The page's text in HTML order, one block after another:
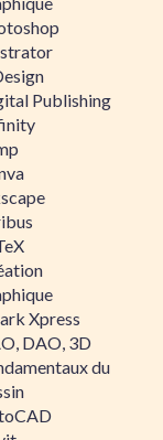
Publishing
Xpress
DAO, 3D
du